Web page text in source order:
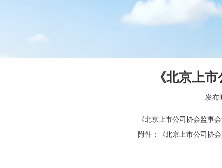
《北京上
发布
《北京上市公司协会监事
附件：《北京上市公司协